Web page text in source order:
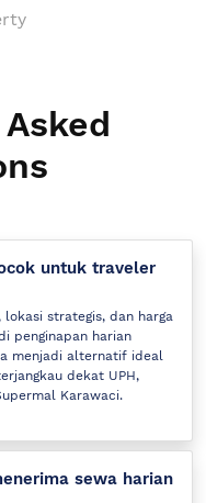
untuk traveler
strategis, dan harga
penginapan harian
menjadi alternatif ideal
dekat UPH,
Karawaci.
sewa harian